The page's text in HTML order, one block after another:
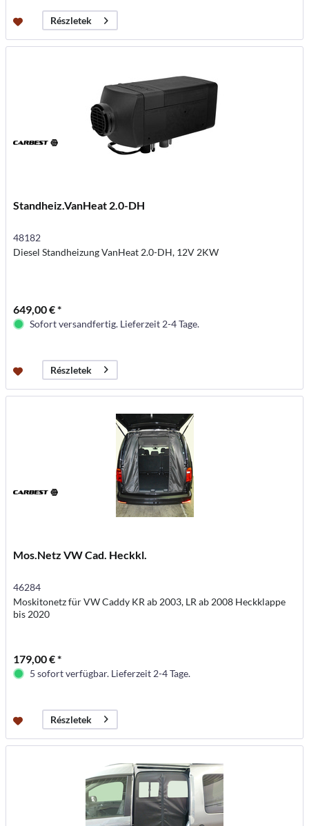
Részletek
Standheiz.VanHeat 2.0-DH
48182
Diesel Standheizung VanHeat 2.0-DH, 12V 2KW
649,00 € *
Sofort versandfertig. Lieferzeit 2-4 Tage.
Részletek
Mos.Netz VW Cad. Heckkl.
46284
Moskitonetz für VW Caddy KR ab 2003, LR ab 2008 Heckklappe
bis 2020
179,00 € *
5 sofort verfügbar. Lieferzeit 2-4 Tage.
Részletek